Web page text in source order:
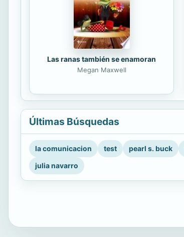
Las ranas también se enamoran
Megan Maxwell
Últimas Búsquedas
la comunicacion test pearl s. buck
julia navarro